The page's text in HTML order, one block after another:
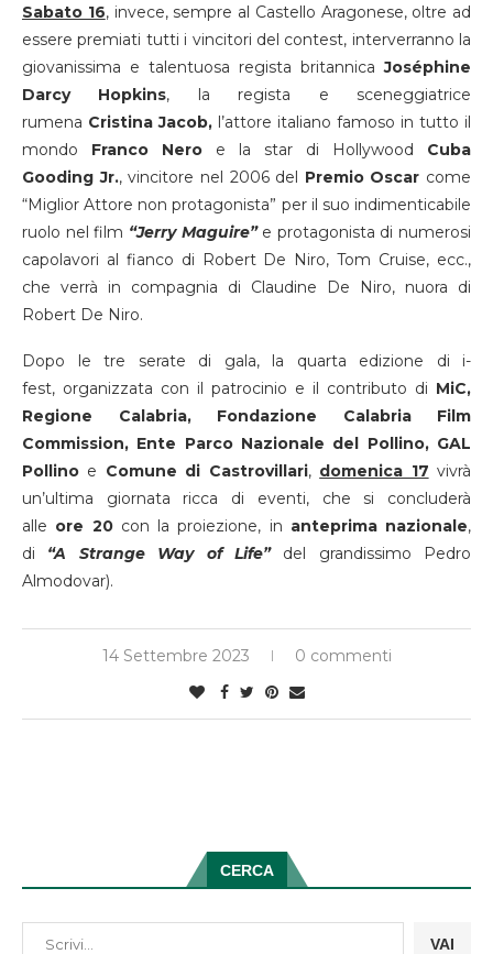
Sabato 16, invece, sempre al Castello Aragonese, oltre ad
essere premiati tutti i vincitori del contest, interverranno la
giovanissima e talentuosa regista britannicaJoséphine
Darcy Hopkins, la regista e sceneggiatrice
rumena Cristina Jacob, l’attore italiano famoso in tutto il
mondo Franco Nero e la star di Hollywood Cuba
Gooding Jr., vincitore nel 2006 del Premio Oscar come
“Miglior Attore non protagonista” per il suo indimenticabile
ruolo nel film “Jerry Maguire”e protagonista di numerosi
capolavori al fianco di Robert De Niro, Tom Cruise, ecc.,
che verrà in compagnia di Claudine De Niro, nuora di
Robert De Niro.
Dopo le tre serate di gala, la quarta edizione di i-
fest, organizzata con il patrocinio e il contributo di MiC,
Regione Calabria, Fondazione Calabria Film
Commission, Ente Parco Nazionale del Pollino, GAL
Pollino e Comune di Castrovillari, domenica 17 vivrà
un’ultima giornata ricca di eventi, che si concluderà
alle ore 20con la proiezione, in anteprima nazionale,
di “A Strange Way of Life”
del grandissimo Pedro
Almodovar).
14 Settembre 2023 0 commenti
CERCA
VAI